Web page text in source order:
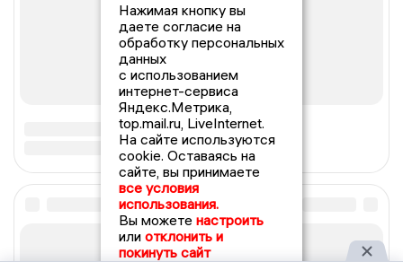
Нажимая кнопку вы
даете согласие на
обработку персональных
данных
с использованием
интернет-сервиса
Яндекс.Метрика,
top.mail.ru, LiveInternet.
На сайте используются
cookie. Оставаясь на
сайте, вы принимаете
все условия
использования.
Вы можете настроить
или отклонить и
покинуть сайт